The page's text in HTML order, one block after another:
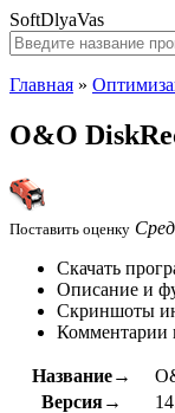
SoftDlyaVas
Главная »
O&O
Поставить оценку
Скачать
Описание и
Скриншоты
Комментарии
Название→
Версия→